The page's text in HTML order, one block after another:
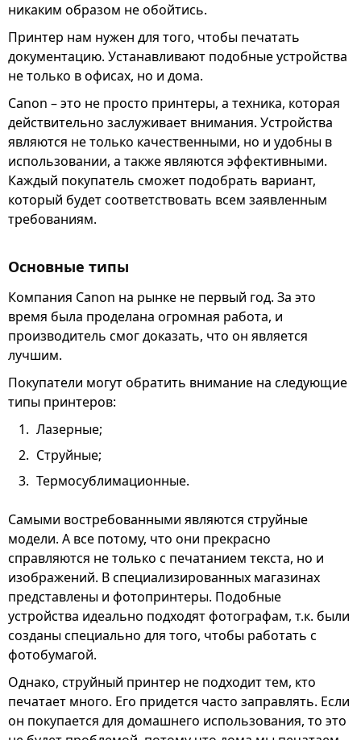
никаким образом не обойтись.
Принтер нам нужен для того, чтобы печатать
документацию. Устанавливают подобные устройства
не только в офисах, но и дома.
Canon – это не просто принтеры, а техника, которая
действительно заслуживает внимания. Устройства
являются не только качественными, но и удобны в
использовании, а также являются эффективными.
Каждый покупатель сможет подобрать вариант,
который будет соответствовать всем заявленным
требованиям.
Основные типы
Компания Canon на рынке не первый год. За это
время была проделана огромная работа, и
производитель смог доказать, что он является
лучшим.
Покупатели могут обратить внимание на следующие
типы принтеров:
Лазерные;
Струйные;
Термосублимационные.
Самыми востребованными являются струйные
модели. А все потому, что они прекрасно
справляются не только с печатанием текста, но и
изображений. В специализированных магазинах
представлены и фотопринтеры. Подобные
устройства идеально подходят фотографам, т.к. были
созданы специально для того, чтобы работать с
фотобумагой.
Однако, струйный принтер не подходит тем, кто
печатает много. Его придется часто заправлять. Если
он покупается для домашнего использования, то это